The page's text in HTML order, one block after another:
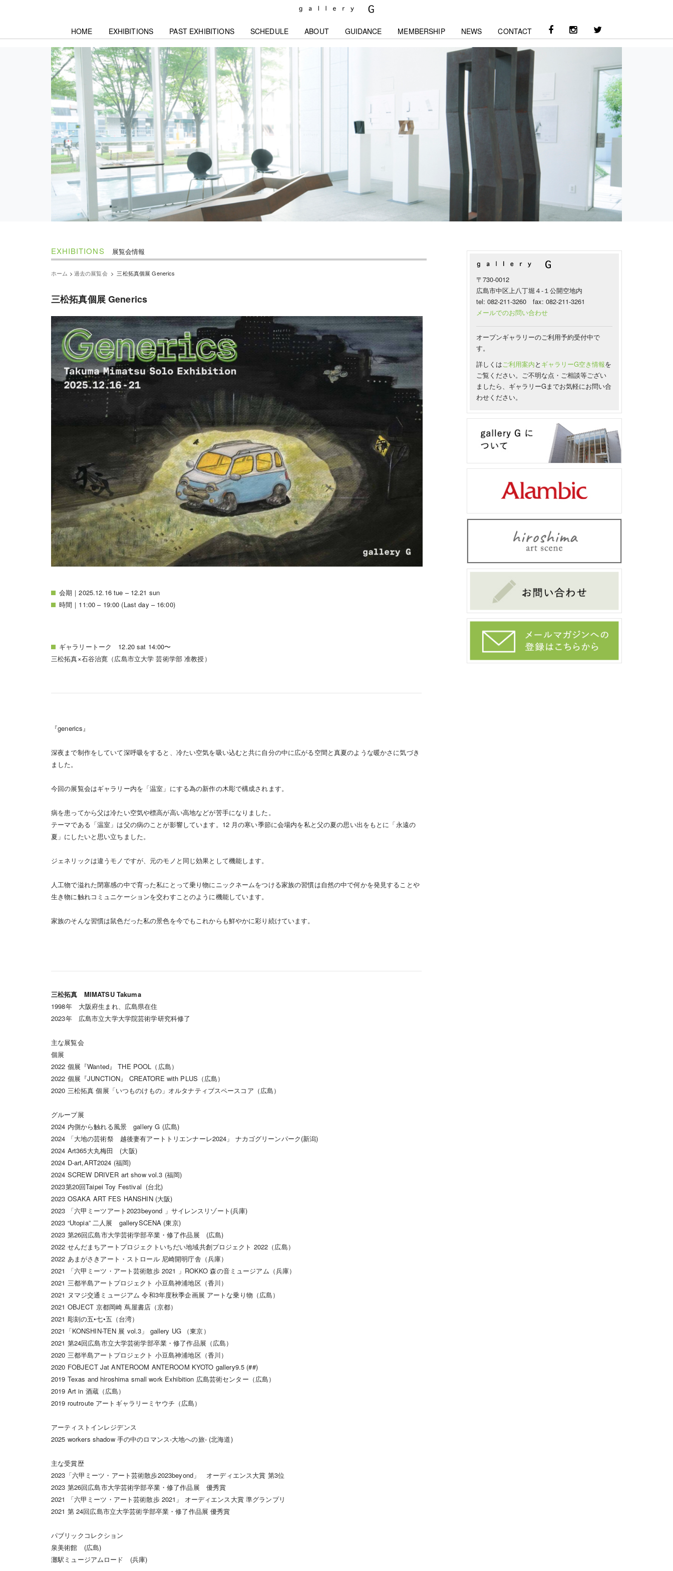
HOME EXHIBITIONS PAST EXHIBITIONS SCHEDULE ABOUT GUIDANCE MEMBERSHIP NEWS CONTACT
EXHIBITIONS 展覧会情報
ホーム > 過去の展覧会 > 三松拓真個展 Generics
三松拓真個展 Generics
会期｜2025.12.16 tue – 12.21 sun
時間｜11:00 – 19:00 (Last day – 16:00)
ギャラリートーク 12.20 sat 14:00〜
三松拓真×石谷治寛（広島市立大学 芸術学部 准教授）
『generics』
深夜まで制作をしていて深呼吸をすると、冷たい空気を吸い込むと共に自分の中に広がる空間と真夏のような暖かさに気づき
ました。
今回の展覧会はギャラリー内を「温室」にする為の新作の木彫で構成されます。
病を患ってから父は冷たい空気や標高が高い高地などが苦手になりました。
テーマである「温室」は父の病のことが影響しています。12 月の寒い季節に会場内を私と父の夏の思い出をもとに「永遠の
夏」にしたいと思い立ちました。
ジェネリックは違うモノですが、元のモノと同じ効果として機能します。
人工物で溢れた閉塞感の中で育った私にとって乗り物にニックネームをつける家族の習慣は自然の中で何かを発見することや
生き物に触れコミュニケーションを交わすことのように機能しています。
家族のそんな習慣は鼠色だった私の景色を今でもこれからも鮮やかに彩り続けています。
三松拓真 MIMATSU Takuma
1998年 大阪府生まれ、広島県在住
2023年 広島市立大学大学院芸術学研究科修了
主な展覧会
個展
2022 個展『Wanted』 THE POOL（広島）
2022 個展『JUNCTION』 CREATORE with PLUS（広島）
2020 三松拓真 個展「いつものけもの」オルタナティブスペースコア（広島）
グループ展
2024 内側から触れる風景 gallery G (広島)
2024 「大地の芸術祭 越後妻有アートトリエンナーレ2024」 ナカゴグリーンパーク(新潟)
2024 Art365大丸梅田 (大阪)
2024 D-art,ART2024 (福岡)
2024 SCREW DRIVER art show vol.3 (福岡)
2023第20回Taipei Toy Festival (台北)
2023 OSAKA ART FES HANSHIN (大阪)
2023 「六甲ミーツアート2023beyond 」サイレンスリゾート(兵庫)
2023 “Utopia” 二人展 gallerySCENA (東京)
2023 第26回広島市大学芸術学部卒業・修了作品展 (広島)
2022 せんだまちアートプロジェクトいちだい地域共創プロジェクト 2022（広島）
2022 あまがさきアート・ストロール 尼崎開明庁舎（兵庫）
2021 「六甲ミーツ・アート芸術散歩 2021 」ROKKO 森の音ミュージアム（兵庫）
2021 三都半島アートプロジェクト 小豆島神浦地区（香川）
2021 ヌマジ交通ミュージアム 令和3年度秋季企画展 アートな乗り物（広島）
2021 OBJECT 京都岡崎 蔦屋書店（京都）
2021 彫刻の五•七•五（台湾）
2021「KONSHIN-TEN 展 vol.3」 gallery UG （東京）
2021 第24回広島市立大学芸術学部卒業・修了作品展（広島）
2020 三都半島アートプロジェクト 小豆島神浦地区（香川）
2020 FOBJECT Jat ANTEROOM ANTEROOM KYOTO gallery9.5 (##)
2019 Texas and hiroshima small work Exhibition 広島芸術センター（広島）
2019 Art in 酒蔵（広島）
2019 routroute アートギャラリーミヤウチ（広島）
アーティストインレジデンス
2025 workers shadow 手の中のロマンス-大地への旅- (北海道)
主な受賞歴
2023「六甲ミーツ・アート芸術散歩2023beyond」 オーディエンス大賞 第3位
2023 第26回広島市大学芸術学部卒業・修了作品展 優秀賞
2021 「六甲ミーツ・アート芸術散歩 2021」 オーディエンス大賞 準グランプリ
2021 第 24回広島市立大学芸術学部卒業・修了作品展 優秀賞
パブリックコレクション
泉美術館 (広島)
灘駅ミュージアムロード (兵庫)
〒730-0012
広島市中区上八丁堀４-１公開空地内
tel: 082-211-3260 fax: 082-211-3261
メールでのお問い合わせ
オープンギャラリーのご利用予約受付中で
す。
詳しくはご利用案内と ギャラリーG空き情報を
ご覧ください。ご不明な点・ご相談等ござい
ましたら、ギャラリーGまでお気軽にお問い合
わせください。